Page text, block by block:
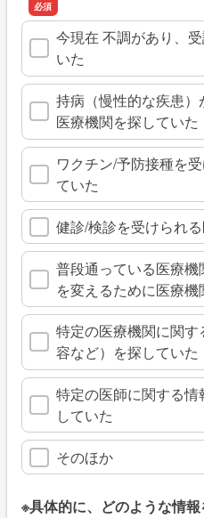
今現在 不調があり、
いた
持病（慢性的な疾患
医療機関を探していた
ワクチン/予防接種を
ていた
健診/検診を受けられ
普段通っている医療機
を変えるために医療
特定の医療機関に関
容など）を探していた
特定の医師に関する
していた
そのほか
※具体的に、どのような情